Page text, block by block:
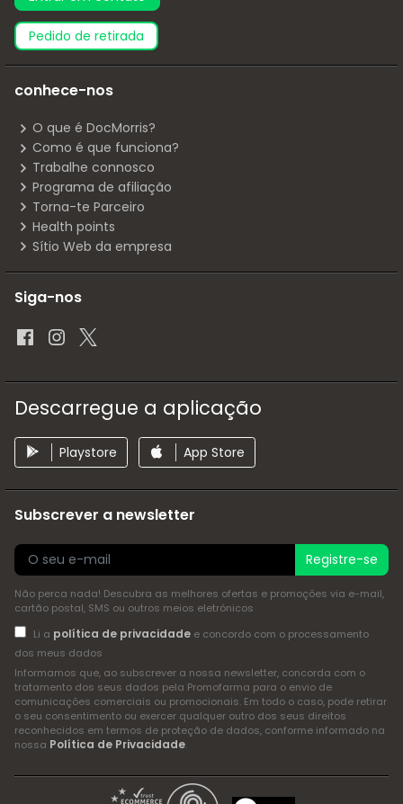
pedido de retirada
conhece-nos
O que é DocMorris?
Como é que funciona?
Trabalhe connosco
Programa de afiliação
Torna-te Parceiro
Health points
Sítio Web da empresa
Siga-nos
Descarregue a aplicação
Playstore App Store
Subscrever a newsletter
Registre-se
Não perca nada! Descubra as melhores ofertas e promoções via e-mail,
cartão postal, SMS ou outros meios eletrónicos
Li a política de privacidadee concordo com o processamento
dos meus dados
Informamos que, ao subscrever a nossa newsletter, concorda com o
tratamento dos seus dados pela Promofarma para o envio de
comunicações comerciais ou promocionais. Em todo o caso, pode retirar
o seu consentimento ou exercer qualquer outro dos seus direitos
reconhecidos em termos de proteção de dados, conforme informado na
nossa Política de Privacidade.